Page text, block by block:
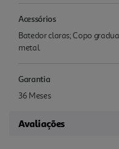
Acessórios
Batedor claras; Copo
metal.
Garantia
36 Meses
Avaliações